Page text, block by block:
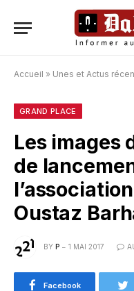
Accueil » Unes et Actus
GRAND PLACE
Les images
de
Oustaz
BY P 1 MAI 2017
Facebook